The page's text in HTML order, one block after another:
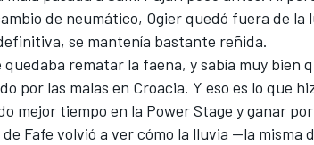
de neumático, Ogier quedó fuera de
se mantenía bastante reñida.
quedaba rematar la faena, y sabía muy bien
por las malas en Croacia. Y eso es lo que
mejor tiempo en la Power Stage y ganar
de Fafe volvió a ver cómo la lluvia —la misma